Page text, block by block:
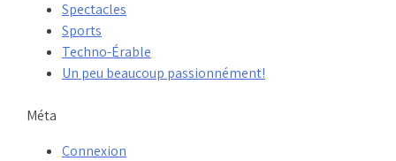
Spectacles
Sports
Techno-Érable
Un peu beaucoup passionnément!
Méta
Connexion